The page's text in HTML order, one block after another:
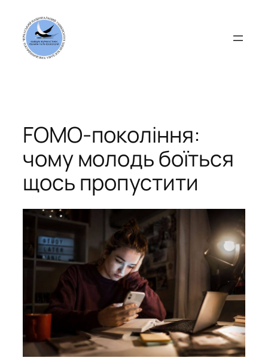
вмісту
FOMO-покоління:
чому молодь боїться
щось пропустити